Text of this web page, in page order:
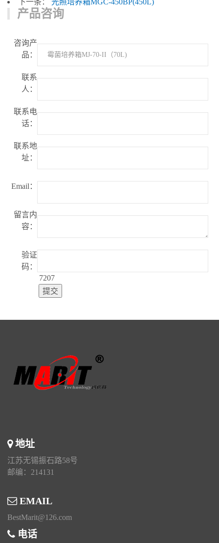
下一条： 光照培养箱MGC-450BP(450L)
产品咨询
咨询产
品：
联系
人：
联系电
话：
联系地
址：
Email：
留言内
容：
验证
码：
7207
地址
江苏无锡振石路58号
邮编：214131
EMAIL
BestMarit@126.com
电话